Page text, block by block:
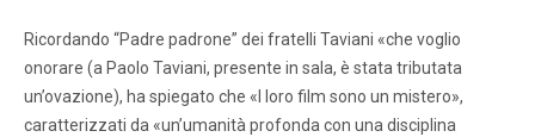
Ricordando “Padre padrone” dei fratelli Taviani «che voglio
onorare (a Paolo Taviani, presente in sala, è stata tributata
un’ovazione), ha spiegato che «I loro film sono un mistero»,
caratterizzati da «un’umanità profonda con una disciplina